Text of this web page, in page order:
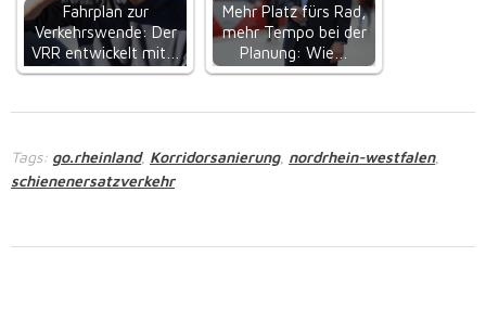
Fahrplan zur
Verkehrswende: Der
VRR entwickelt mit…
Mehr Platz fürs Rad,
mehr Tempo bei der
Planung: Wie…
Tags: go.rheinland, Korridorsanierung, nordrhein-westfalen,
schienenersatzverkehr